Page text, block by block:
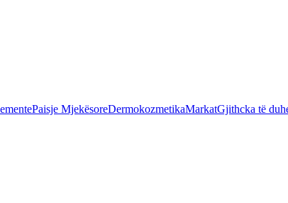
Paisje MjekësoreDermokozmetikaMarkatGjithcka të